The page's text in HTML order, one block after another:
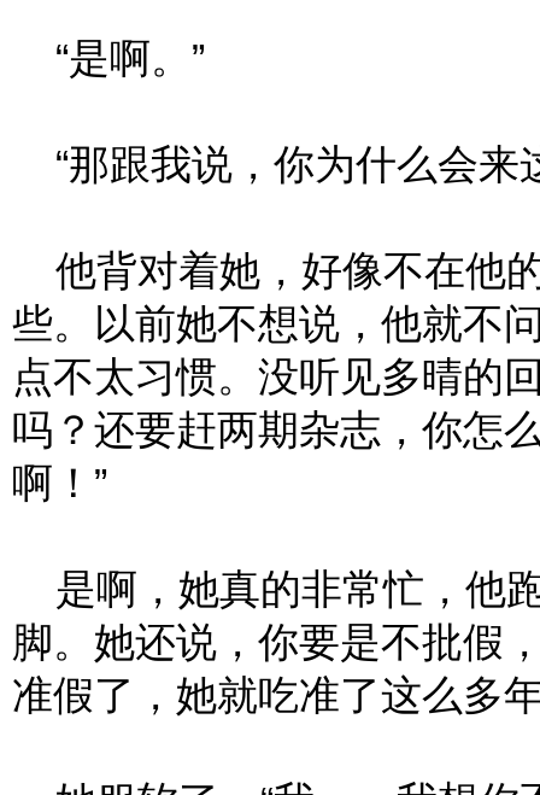
“是啊。”
“那跟我说，你为什么会来
他背对着她，好像不在他
些。以前她不想说，他就不
点不太习惯。没听见多晴的
吗？还要赶两期杂志，你怎
啊！”
是啊，她真的非常忙，他
脚。她还说，你要是不批假
准假了，她就吃准了这么多